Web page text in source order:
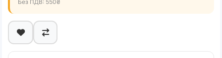
Без ПДВ: 550₴